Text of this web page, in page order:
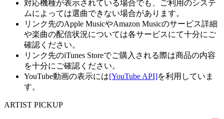
対応機種が表示されている場合でも、ご利用のシステ
ムによっては選曲できない場合があります。
リンク先のApple MusicやAmazon Musicのサービス詳細
や楽曲の配信状況については各サービスにて十分にご
確認ください。
リンク先のiTunes Storeでご購入される際は商品の内容
を十分にご確認ください。
YouTube動画の表示には[YouTube API]を利用していま
す。
ARTIST PICKUP